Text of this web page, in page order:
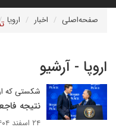
صفحه‌اصلی اخبار اروپا
اروپا - آرشیو
شکستی که
نتیجه
۲۴ اسفند ۱۴۰۴